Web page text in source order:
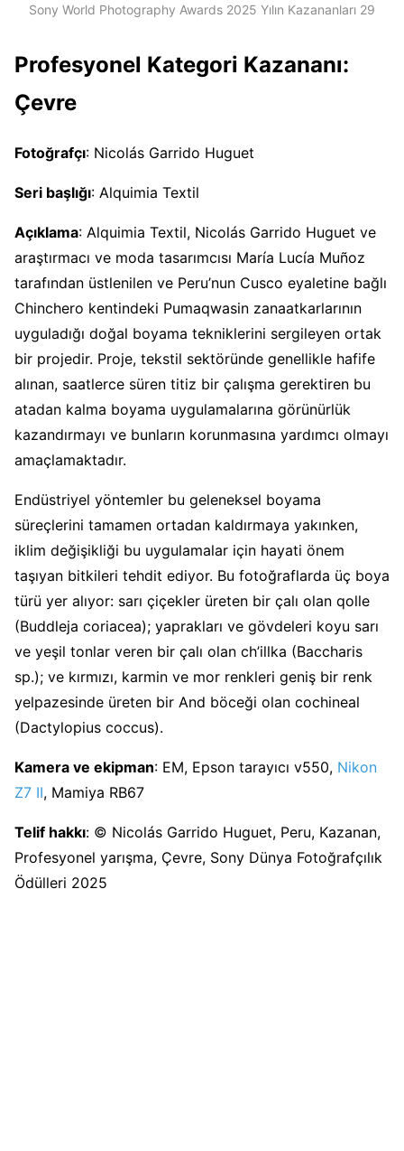
Sony World Photography Awards 2025 Yılın Kazananları 29
Profesyonel Kategori Kazananı:
Çevre
Fotoğrafçı: Nicolás Garrido Huguet
Seri başlığı: Alquimia Textil
Açıklama: Alquimia Textil, Nicolás Garrido Huguet ve
araştırmacı ve moda tasarımcısı María Lucía Muñoz
tarafından üstlenilen ve Peru’nun Cusco eyaletine bağlı
Chinchero kentindeki Pumaqwasin zanaatkarlarının
uyguladığı doğal boyama tekniklerini sergileyen ortak
bir projedir. Proje, tekstil sektöründe genellikle hafife
alınan, saatlerce süren titiz bir çalışma gerektiren bu
atadan kalma boyama uygulamalarına görünürlük
kazandırmayı ve bunların korunmasına yardımcı olmayı
amaçlamaktadır.
Endüstriyel yöntemler bu geleneksel boyama
süreçlerini tamamen ortadan kaldırmaya yakınken,
iklim değişikliği bu uygulamalar için hayati önem
taşıyan bitkileri tehdit ediyor. Bu fotoğraflarda üç boya
türü yer alıyor: sarı çiçekler üreten bir çalı olan qolle
(Buddleja coriacea); yaprakları ve gövdeleri koyu sarı
ve yeşil tonlar veren bir çalı olan ch’illka (Baccharis
sp.); ve kırmızı, karmin ve mor renkleri geniş bir renk
yelpazesinde üreten bir And böceği olan cochineal
(Dactylopius coccus).
Kamera ve ekipman: EM, Epson tarayıcı v550, Nikon
Z7 II, Mamiya RB67
Telif hakkı: © Nicolás Garrido Huguet, Peru, Kazanan,
Profesyonel yarışma, Çevre, Sony Dünya Fotoğrafçılık
Ödülleri 2025